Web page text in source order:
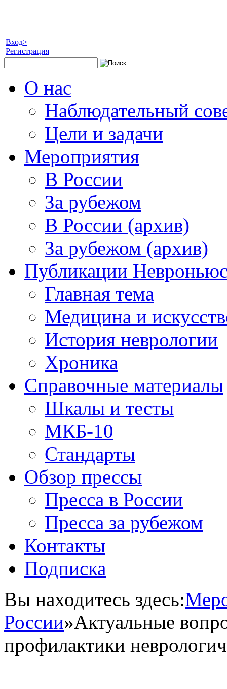
Вход>
Регистрация
О нас
Наблюдательный
Цели и задачи
Мероприятия
В России
За рубежом
В России (архив)
За рубежом (архив)
Публикации
Главная тема
Медицина и
История неврологии
Хроника
Справочные материалы
Шкалы и тесты
МКБ-10
Стандарты
Обзор прессы
Пресса в России
Пресса за рубежом
Контакты
Подписка
Вы находитесь здесь:
России»Актуальные
профилактики